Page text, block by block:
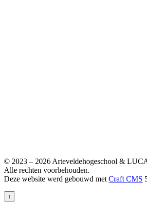
© 2023 – 2026 Arteveldehogeschool &
Alle rechten voorbehouden.
Deze website werd gebouwd met Craft CMS
↑